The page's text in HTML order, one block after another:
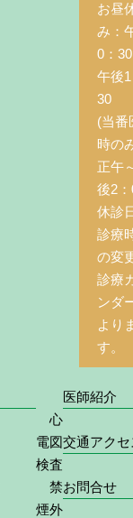
お昼
み：
0：
午後
30
(当番
時の
正午
後2
休診
診療
の変
診療
ンダ
より
す。
心
電図
検査
禁
煙外
医師紹介
交通アクセ
お問合せ